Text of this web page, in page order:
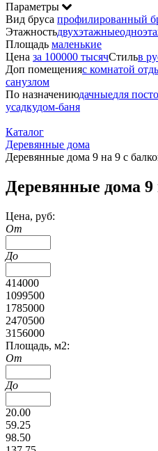
Параметры
Вид бруса профилированный
Этажностьдвухэтажные
Площадь маленькие
Цена за 100000 тысячСтильв
Доп помещенияс комнатой
санузлом
По назначениюдачныедля
усадкудом-баня
Каталог
Деревянные дома
Деревянные дома 9 на 9 с
Деревянные дома 9
Цена, руб:
От
До
414000
1099500
1785000
2470500
3156000
Площадь, м2:
От
До
20.00
59.25
98.50